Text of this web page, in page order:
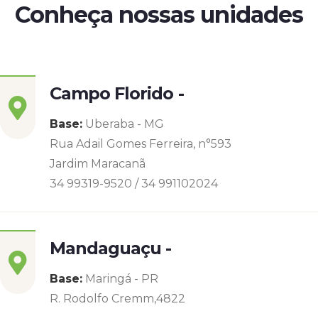
Conheça nossas unidades
Campo Florido -
Base: Uberaba - MG
Rua Adail Gomes Ferreira, n°593
Jardim Maracanã
34 99319-9520 / 34 991102024
Mandaguaçu -
Base: Maringá - PR
R. Rodolfo Cremm,4822